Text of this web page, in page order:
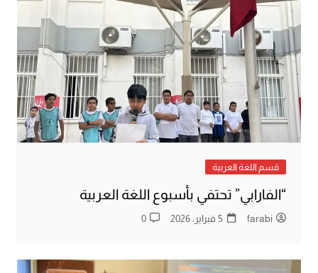
قسم اللغة العربية
“الفارابي” تحتفي بأسبوع اللغة العربية
farabi 5 فبراير، 2026 0